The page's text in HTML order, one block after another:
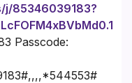
j/85346039183?
Passcode: